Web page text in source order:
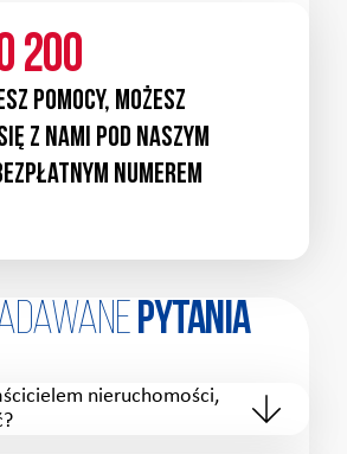
200
pomocy, możesz
z nami pod naszym
numerem
Pytania
nieruchomości,